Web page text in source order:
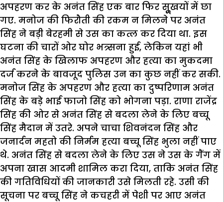
अपहरण कर के अनंत सिंह एक बार फिर सुॢखयों में छा
गए. मनोज की फिरौती की रकम न मिलने पर अनंत
सिंह ने बड़ी बेरहमी से उस का कत्ल कर दिया था. इस
घटना की चारों ओर घोर भत्र्सना हुई, लेकिन यहां भी
अनंत सिंह के खिलाफ अपहरण और हत्या का मुकदमा
दर्ज करने के बावजूद पुलिस उन का कुछ नहीं कर सकी.
मनोज सिंह के अपहरण और हत्या का दुष्परिणाम अनंत
सिंह के बड़े भाई फाजो सिंह को भोगना पड़ा. राणा राजेंद्र
सिंह की ओर से अनंत सिंह से बदला लेने के लिए बच्चू
सिंह मैदान में उतरे. अपने चाचा शिवनंदन सिंह और
जनार्दन महतो की निर्मम हत्या बच्चू सिंह भुला नहीं पाए
थे. अनंत सिंह से बदला लेने के लिए उस ने उस के गैंग में
अपना खास आदमी शामिल करा दिया, ताकि अनंत सिंह
की गतिविधियों की जानकारी उसे मिलती रहे. उसी की
सूचना पर बच्चू सिंह ने कचहरी में पेशी पर आए अनंत